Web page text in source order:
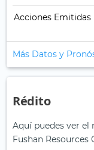
Acciones Emitidas
Más Datos y
Rédito
Aquí puedes ver
Fushan Resources